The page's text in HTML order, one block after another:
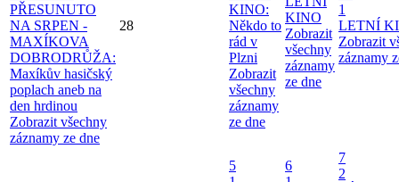
PŘESUNUTO
NA SRPEN -
MAXÍKOVA
DOBRODRŮŽA:
Maxíkův hasičský
poplach aneb na
den hrdinou
Zobrazit všechny
záznamy ze dne
28
KINO:
Někdo to
rád v
Plzni
Zobrazit
všechny
záznamy
ze dne
KINO
Zobrazit
všechny
záznamy
ze dne
1
LETNÍ
Zobrazit
záznamy
5
6
7
2